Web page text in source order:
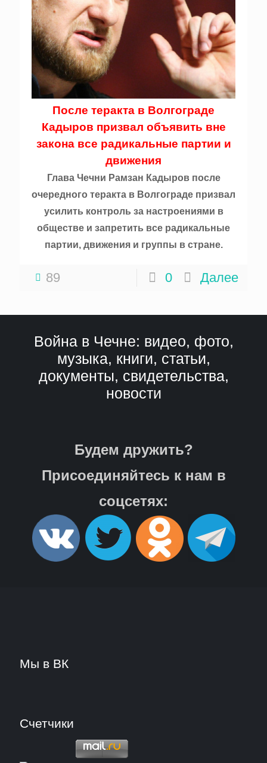
После теракта в Волгограде
Кадыров призвал объявить вне
закона все радикальные партии и
движения
Глава Чечни Рамзан Кадыров после
очередного теракта в Волгограде призвал
усилить контроль за настроениями в
обществе и запретить все радикальные
партии, движения и группы в стране.
89 0 Далее
Война в Чечне: видео, фото,
музыка, книги, статьи,
документы, свидетельства,
новости
Будем дружить?
Присоединяйтесь к нам в
соцсетях:
Мы в ВК
Счетчики